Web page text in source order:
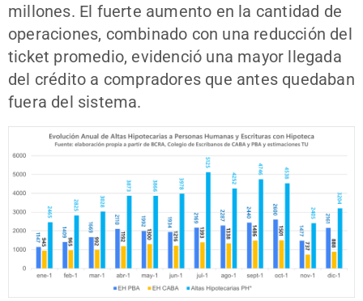
millones. El fuerte aumento en la cantidad de
operaciones, combinado con una reducción del
ticket promedio, evidenció una mayor llegada
del crédito a compradores que antes quedaban
fuera del sistema.